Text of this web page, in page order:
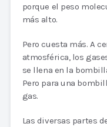
porque el peso
más alto.
Pero cuesta más. A
atmosférica, los
se llena en la
Pero para una
gas.
Las diversas partes